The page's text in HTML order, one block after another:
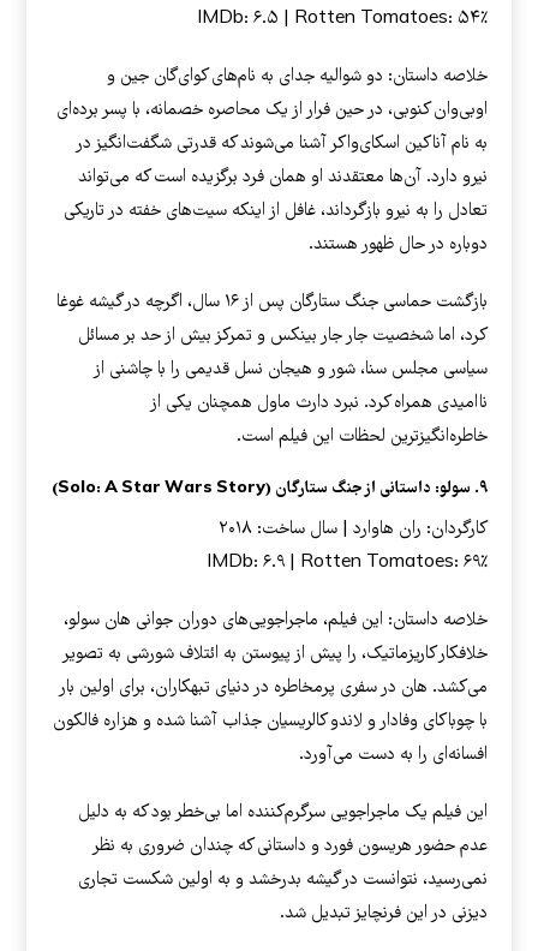
IMDb: ۶.۵ | Rotten Tomatoes: ۵۴٪
خلاصه داستان: دو شوالیه جدای به نام‌های کوای‌گان جین و
اوبی‌وان کنوبی، در حین فرار از یک محاصره خصمانه، با پسر برده‌ای
به نام آناکین اسکای‌واکر آشنا می‌شوند که قدرتی شگفت‌انگیز در
نیرو دارد. آن‌ها معتقدند او همان فرد برگزیده است که می‌تواند
تعادل را به نیرو بازگرداند، غافل از اینکه سیت‌های خفته در تاریکی
دوباره در حال ظهور هستند.
بازگشت حماسی جنگ ستارگان پس از ۱۶ سال، اگرچه در گیشه غوغا
کرد، اما شخصیت جار جار بینکس و تمرکز بیش از حد بر مسائل
سیاسی مجلس سنا، شور و هیجان نسل قدیمی را با چاشنی از
ناامیدی همراه کرد. نبرد دارث ماول همچنان یکی از
خاطره‌انگیزترین لحظات این فیلم است.
۹. سولو: داستانی از جنگ ستارگان (Solo: A Star Wars Story)
کارگردان: ران هاوارد | سال ساخت: ۲۰۱۸
IMDb: ۶.۹ | Rotten Tomatoes: ۶۹٪
خلاصه داستان: این فیلم، ماجراجویی‌های دوران جوانی هان سولو،
خلافکار کاریزماتیک، را پیش از پیوستن به ائتلاف شورشی به تصویر
می‌کشد. هان در سفری پرمخاطره در دنیای تبهکاران، برای اولین بار
با چوباکای وفادار و لاندو کالریسیان جذاب آشنا شده و هزاره فالکون
افسانه‌ای را به دست می‌آورد.
این فیلم یک ماجراجویی سرگرم‌کننده اما بی‌خطر بود که به دلیل
عدم حضور هریسون فورد و داستانی که چندان ضروری به نظر
نمی‌رسید، نتوانست در گیشه بدرخشد و به اولین شکست تجاری
دیزنی در این فرنچایز تبدیل شد.